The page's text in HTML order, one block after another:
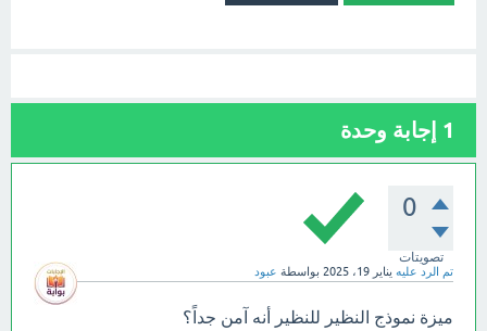
1 إجابة وحدة
0
تصويتات
تم الرد عليه يناير 19، 2025 بواسطة عبود
ميزة نموذج النظير للنظير أنه آمن جداً؟